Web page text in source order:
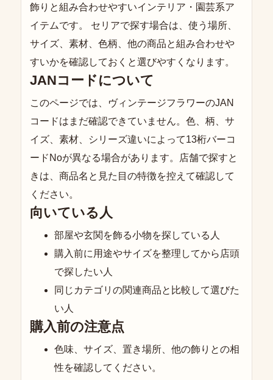
飾りと組み合わせやすいインテリア・園芸系ア
イテムです。 セリアで探す場合は、使う場所、
サイズ、素材、色柄、他の商品と組み合わせや
すいかを確認しておくと選びやすくなります。
JANコードについて
このページでは、ヴィンテージフラワーのJAN
コードはまだ確認できていません。色、柄、サ
イズ、素材、シリーズ違いによって13桁バーコ
ードNoが異なる場合があります。店舗で探すと
きは、商品名と見た目の特徴を控えて確認して
ください。
向いている人
部屋や玄関を飾る小物を探している人
購入前に用途やサイズを整理してから店頭
で探したい人
同じカテゴリの関連商品と比較して選びた
い人
購入前の注意点
色味、サイズ、置き場所、他の飾りとの相
性を確認してください。